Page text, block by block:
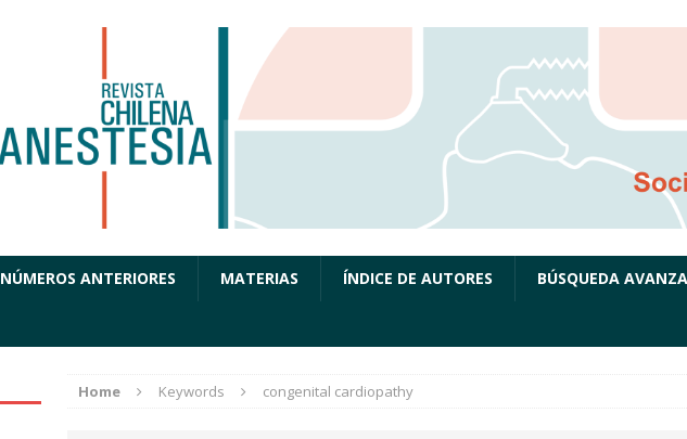
NÚMEROS ANTERIORES MATERIAS ÍNDICE DE AUTORES BÚSQUEDA
Home Keywords congenital cardiopathy